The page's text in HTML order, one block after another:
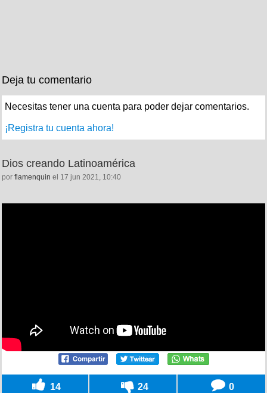
Deja tu comentario
Necesitas tener una cuenta para poder dejar comentarios.
¡Registra tu cuenta ahora!
Dios creando Latinoamérica
por flamenquin el 17 jun 2021, 10:40
14 24 0